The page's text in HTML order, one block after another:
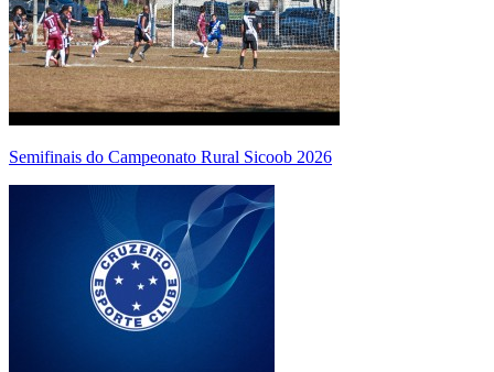
Semifinais do Campeonato Rural Sicoob 2026